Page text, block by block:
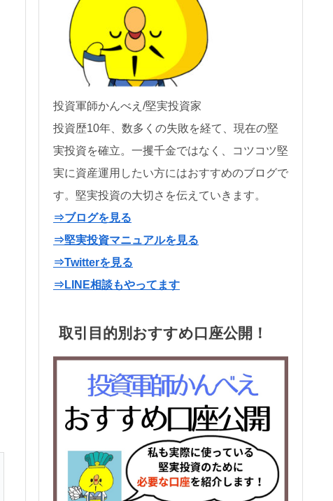
投資軍師かんべえ/堅実投資家
投資歴10年、数多くの失敗を経て、現在の堅
実投資を確立。一攫千金ではなく、コツコツ堅
実に資産運用したい方にはおすすめのブログで
す。堅実投資の大切さを伝えていきます。
⇒ブログを見る
⇒堅実投資マニュアルを見る
⇒Twitterを見る
⇒LINE相談もやってます
取引目的別おすすめ口座公開！